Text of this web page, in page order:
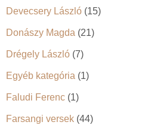
Devecsery László (15)
Donászy Magda (21)
Drégely László (7)
Egyéb kategória (1)
Faludi Ferenc (1)
Farsangi versek (44)